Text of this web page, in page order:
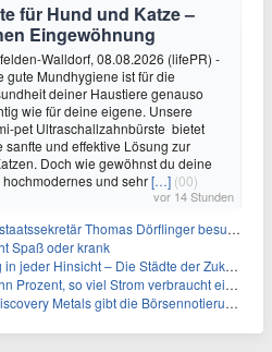
für Hund und Katze –
Eingewöhnung
Walldorf, 08.08.2026 (lifePR) -
gute Mundhygiene ist für die
deiner Haustiere genauso
wie für deine eigene. Unsere
pet Ultraschallzahnbürste bietet
sanfte und effektive Lösung zur
Doch wie gewöhnst du deine
und sehr[…] (00)
vor 14 Stunden
Thomas Dörflinger besucht Handwerksbetrieb im Kammerbezirk Freiburg
Spaß oder krank
Hinsicht – Die Städte der Zukunft sind grün-blau
so viel Strom verbraucht ein Aufzug im Gebäude
gibt die Börsennotierung an der Frankfurter Wertpapierbörse bekannt